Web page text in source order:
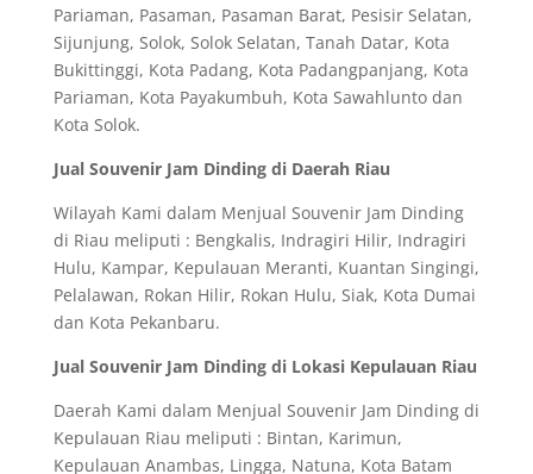
Pariaman, Pasaman, Pasaman Barat, Pesisir Selatan,
Sijunjung, Solok, Solok Selatan, Tanah Datar, Kota
Bukittinggi, Kota Padang, Kota Padangpanjang, Kota
Pariaman, Kota Payakumbuh, Kota Sawahlunto dan
Kota Solok.
Jual Souvenir Jam Dinding di Daerah Riau
Wilayah Kami dalam Menjual Souvenir Jam Dinding
di Riau meliputi : Bengkalis, Indragiri Hilir, Indragiri
Hulu, Kampar, Kepulauan Meranti, Kuantan Singingi,
Pelalawan, Rokan Hilir, Rokan Hulu, Siak, Kota Dumai
dan Kota Pekanbaru.
Jual Souvenir Jam Dinding di Lokasi Kepulauan Riau
Daerah Kami dalam Menjual Souvenir Jam Dinding di
Kepulauan Riau meliputi : Bintan, Karimun,
Kepulauan Anambas, Lingga, Natuna, Kota Batam